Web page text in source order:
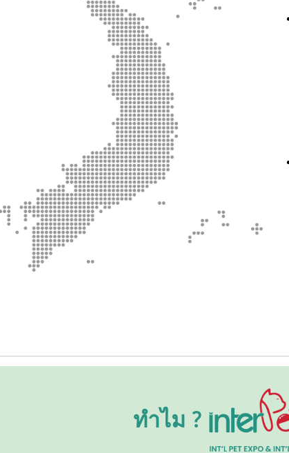
ทำไม ?